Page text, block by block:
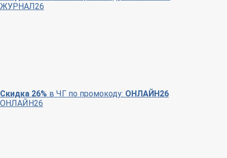
ЖУРНАЛ26
Скидка 26% в ЧГ по промокоду: ОНЛАЙН26
ОНЛАЙН26